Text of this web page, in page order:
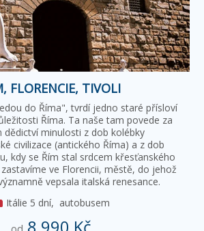
FLORENCIE, TIVOLI
do Říma", tvrdí jedno staré přísloví
Říma. Ta naše tam povede za
dědictví minulosti z dob kolébky
civilizace (antického Říma) a z dob
kdy se Řím stal srdcem křesťanského
ve Florencii, městě, do jehož
vepsala italská renesance.
Itálie 5 dní, autobusem
8 990 Kč